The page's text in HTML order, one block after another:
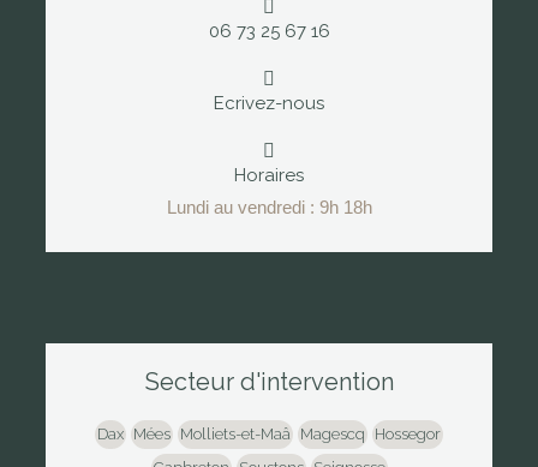
06 73 25 67 16
Ecrivez-nous
Horaires
Lundi au vendredi : 9h 18h
Secteur d'intervention
Dax Mées Molliets-et-Maâ Magescq
Hossegor